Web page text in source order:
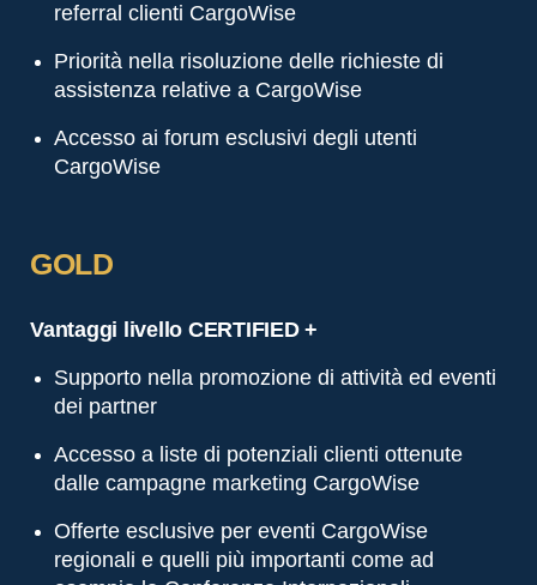
referral clienti CargoWise
Priorità nella risoluzione delle richieste di
assistenza relative a CargoWise
Accesso ai forum esclusivi degli utenti
CargoWise
GOLD
Vantaggi livello CERTIFIED +
Supporto nella promozione di attività ed eventi
dei partner
Accesso a liste di potenziali clienti ottenute
dalle campagne marketing CargoWise
Offerte esclusive per eventi CargoWise
regionali e quelli più importanti come ad